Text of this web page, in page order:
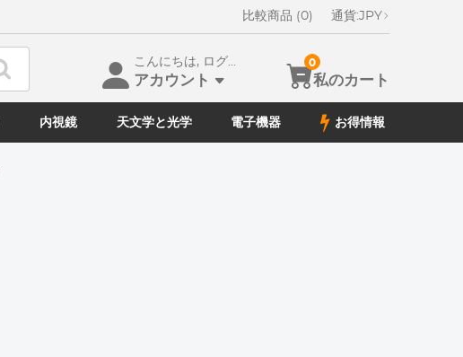
比較商品 (0) 通貨:JPY
こんにちは, ログイン
アカウント 私のカート
0
内視鏡 天文学と光学 電子機器 お得情報